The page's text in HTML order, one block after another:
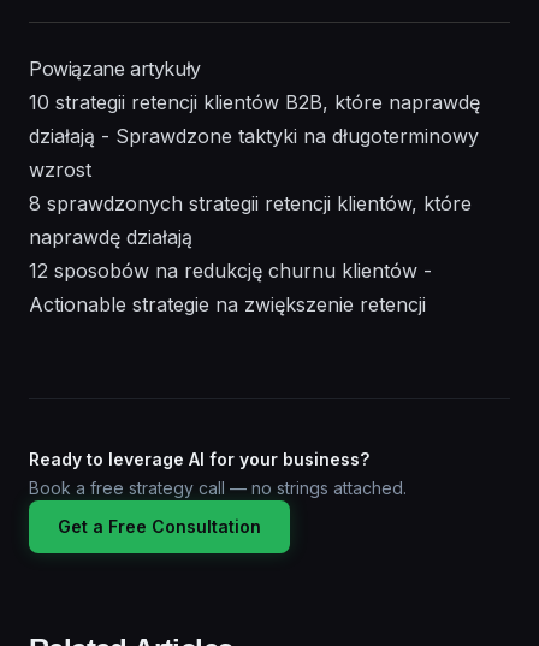
Powiązane artykuły
10 strategii retencji klientów B2B, które naprawdę
działają - Sprawdzone taktyki na długoterminowy
wzrost
8 sprawdzonych strategii retencji klientów, które
naprawdę działają
12 sposobów na redukcję churnu klientów -
Actionable strategie na zwiększenie retencji
Ready to leverage AI for your business?
Book a free strategy call — no strings attached.
Get a Free Consultation